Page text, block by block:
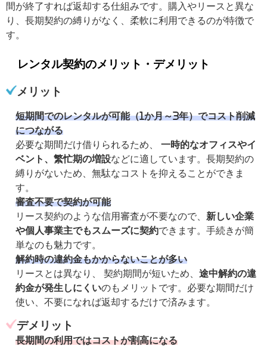
間が終了すれば返却する仕組みです。購入やリースと異な
り、長期契約の縛りがなく、柔軟に利用できるのが特徴で
す。
レンタル契約のメリット・デメリット
メリット
短期間でのレンタルが可能（1か月～3年）でコスト削減
につながる
必要な期間だけ借りられるため、 一時的なオフィスやイ
ベント、繁忙期の増設などに適しています。長期契約の
縛りがないため、無駄なコストを抑えることができま
す。
審査不要で契約が可能
リース契約のような信用審査が不要なので、 新しい企業
や個人事業主でもスムーズに契約できます。手続きが簡
単なのも魅力です。
解約時の違約金もかからないことが多い
リースとは異なり、 契約期間が短いため、 途中解約の違
約金が発生しにくいのもメリットです。必要な期間だけ
使い、不要になれば返却するだけで済みます。
デメリット
長期間の利用ではコストが割高になる